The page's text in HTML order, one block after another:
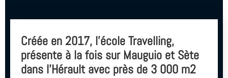
Créée en 2017, l’école Travelling,
présente à la fois sur Mauguio et Sète
dans l’Hérault avec près de 3 000 m2